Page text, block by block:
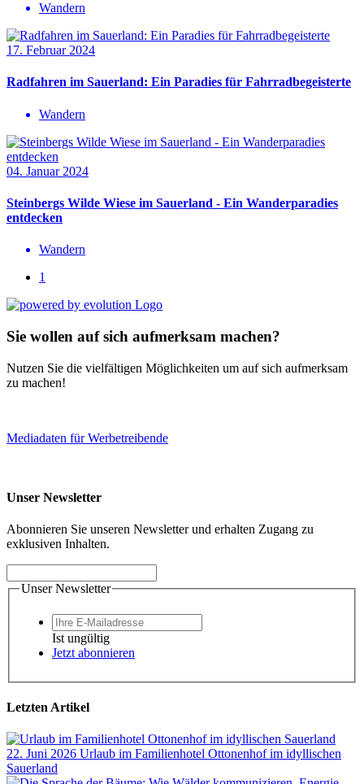
Wandern
17. Februar 2024
Radfahren im Sauerland: Ein Paradies für Fahrradbegeisterte
Wandern
04. Januar 2024
Steinbergs Wilde Wiese im Sauerland - Ein Wanderparadies
entdecken
Wandern
1
Sie wollen auf sich aufmerksam machen?
Nutzen Sie die vielfältigen Möglichkeiten um auf sich aufmerksam
zu machen!
Mediadaten für Werbetreibende
Unser Newsletter
Abonnieren Sie unseren Newsletter und erhalten Zugang zu
exklusiven Inhalten.
Unser Newsletter
Ist ungültig
Jetzt abonnieren
Letzten Artikel
22. Juni 2026 Urlaub im Familienhotel Ottonenhof im idyllischen
Sauerland